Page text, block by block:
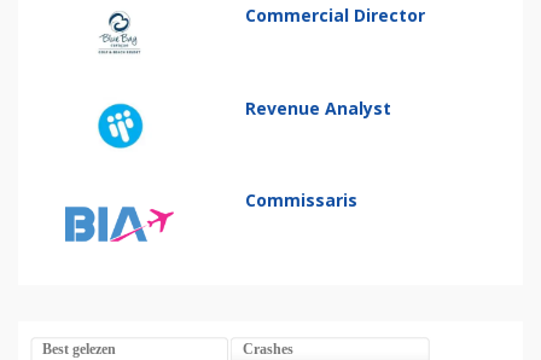
Commercial Director
Revenue Analyst
Commissaris
Best gelezen Crashes